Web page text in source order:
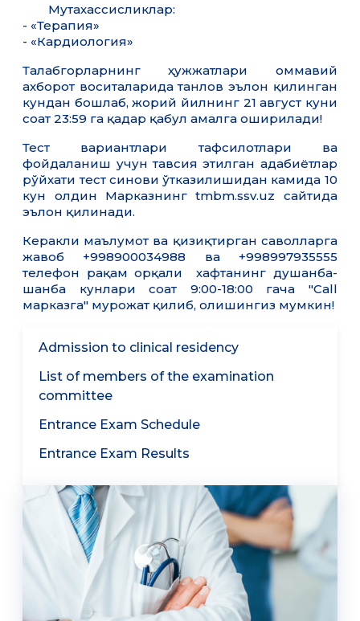
Мутахассисликлар:
- «Терапия»
- «Кардиология»
Талабгорларнинг ҳужжатлари оммавий
ахборот воситаларида танлов эълон қилинган
кундан бошлаб, жорий йилнинг 21 август куни
соат 23:59 га қадар қабул амалга оширилади!
Тест вариантлари тафсилотлари ва
фойдаланиш учун тавсия этилган адабиётлар
рўйхати тест синови ўтказилишидан камида 10
кун олдин Марказнинг tmbm.ssv.uz сайтида
эълон қилинади.
Керакли маълумот ва қизиқтирган саволларга
жавоб +998900034988 ва +998997935555
телефон рақам орқали хафтанинг душанба-
шанба кунлари соат 9:00-18:00 гача "Call
марказга" мурожат қилиб, олишингиз мумкин!
Admission to clinical residency
List of members of the examination
committee
Entrance Exam Schedule
Entrance Exam Results